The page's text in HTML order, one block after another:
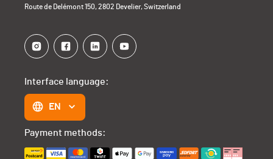
Route de Delémont 150, 2802 Develier, Switzerland
Interface language:
EN
Payment methods: